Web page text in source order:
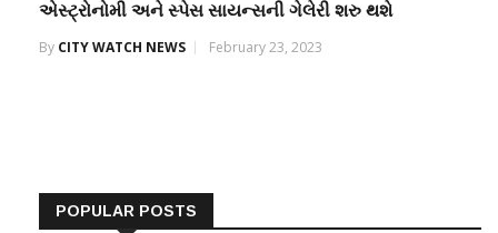
એસ્ટ્રોનોમી અને સ્પેસ સાયન્સની ગેલેરી શરુ થશે
By CITY WATCH NEWS February 23, 2023
POPULAR POSTS